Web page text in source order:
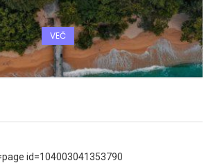
VEČ
id=104003041353790